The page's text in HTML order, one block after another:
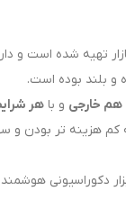
تهیه شده است و
هم خارجی و با هر
هزینه تر بودن و
دکوراسیونی